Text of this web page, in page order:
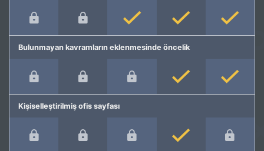
Bulunmayan kavramların eklenmesinde öncelik
Kişiselleştirilmiş ofis sayfası